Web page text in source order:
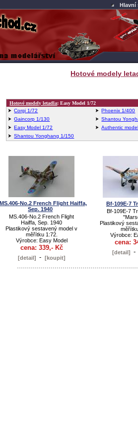
Hlavní
Hotové modely
Hotové modely letadla: Easy Model 1/72
Corgi 1/72
Phoenix 1/400
Gaincorp 1/130
Shantou
Easy Model 1/72
Authentic
Shantou Yonghang 1/150
MS.406-No.2 French Flight Haiffa,
Sep. 1940
MS.406-No.2 French Flight
Haiffa, Sep. 1940
Plastikový sestavený model v
měřítku 1:72.
Výrobce: Easy Model
cena: 339,- Kč
[detail] - [koupit]
Bf-109E-7
Bf-109E-7
Plastikový
Výrobce:
cena:
[detail] -